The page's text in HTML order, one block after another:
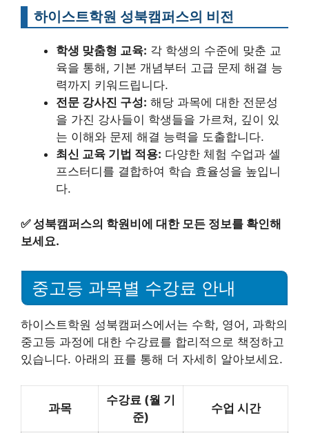
하이스트학원 성북캠퍼스의 비전
학생 맞춤형 교육: 각 학생의 수준에 맞춘 교
육을 통해, 기본 개념부터 고급 문제 해결 능
력까지 키워드립니다.
전문 강사진 구성: 해당 과목에 대한 전문성
을 가진 강사들이 학생들을 가르쳐, 깊이 있
는 이해와 문제 해결 능력을 도출합니다.
최신 교육 기법 적용: 다양한 체험 수업과 셀
프스터디를 결합하여 학습 효율성을 높입니
다.
✅성북캠퍼스의 학원비에 대한 모든 정보를 확인해
보세요.
중고등 과목별 수강료 안내
하이스트학원 성북캠퍼스에서는 수학, 영어, 과학의
중고등 과정에 대한 수강료를 합리적으로 책정하고
있습니다. 아래의 표를 통해 더 자세히 알아보세요.
과목
수강료 (월 기
준)
수업 시간